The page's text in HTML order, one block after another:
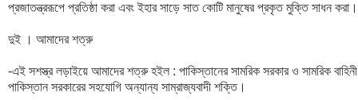
প্রজাতন্ত্ররূপে প্রতিষ্ঠা করা এবং ইহার সাড়ে সাত কোটি মানুষের প্রকৃত মুক্তি সাধন করা।
দুই । আমাদের শত্রু
-এই সশস্ত্র লড়াইয়ে আমাদের শত্রু হইল : পাকিস্তানের সামরিক সরকার ও সামরিক বাহিনী,
পাকিস্তান সরকারের সহযোগি অন্যান্য সাম্রাজ্যবাদী শক্তি।